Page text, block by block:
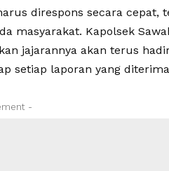
direspons secara cepat,
masyarakat. Kapolsek
jajarannya akan terus
setiap laporan yang
-